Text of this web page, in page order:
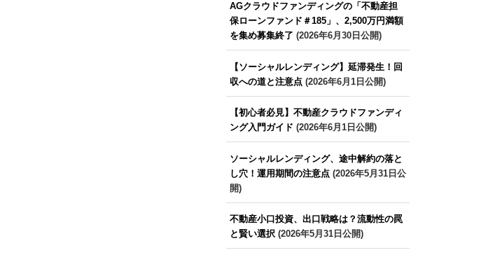
AGクラウドファンディングの「不動産担
保ローンファンド＃185」、2,500万円満額
を集め募集終了 (2026年6月30日公開)
【ソーシャルレンディング】延滞発生！回
収への道と注意点(2026年6月1日公開)
【初心者必見】不動産クラウドファンディ
ング入門ガイド (2026年6月1日公開)
ソーシャルレンディング、途中解約の落と
し穴！運用期間の注意点(2026年5月31日公
開)
不動産小口投資、出口戦略は？流動性の罠
と賢い選択(2026年5月31日公開)